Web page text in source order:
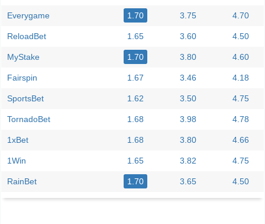
Everygame 1.70 3.75 4.70
ReloadBet 1.65 3.60 4.50
MyStake 1.70 3.80 4.60
Fairspin 1.67 3.46 4.18
SportsBet 1.62 3.50 4.75
TornadoBet 1.68 3.98 4.78
1xBet 1.68 3.80 4.66
1Win 1.65 3.82 4.75
RainBet 1.70 3.65 4.50